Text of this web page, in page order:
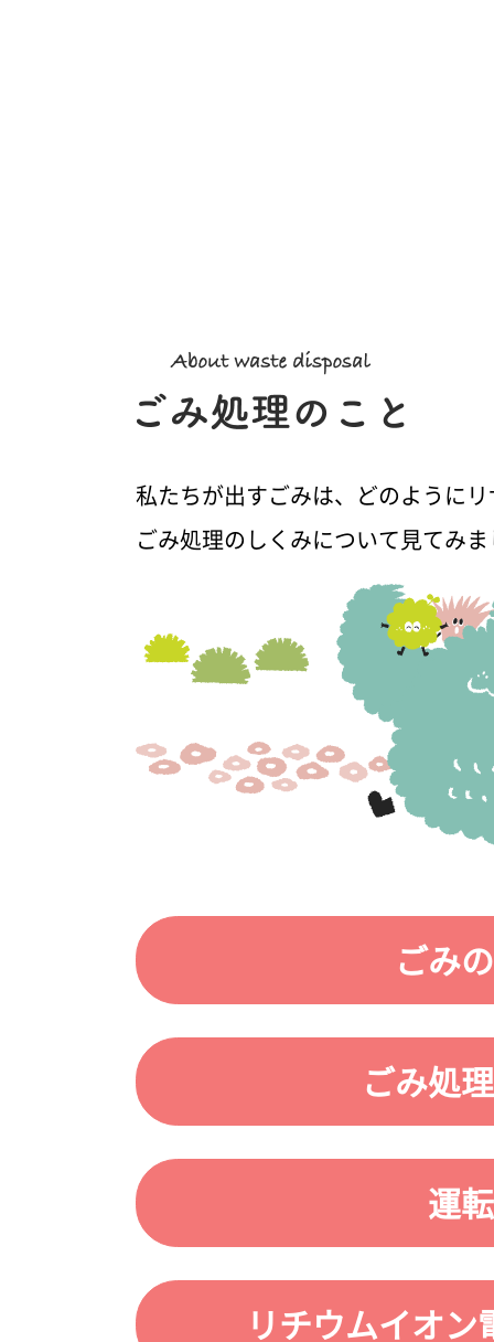
私たちが出すごみは、どのように
ごみ処理のしくみについて見てみ
ごみ
ごみ処
運
リチウムイオ